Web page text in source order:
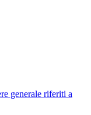
generale riferiti a